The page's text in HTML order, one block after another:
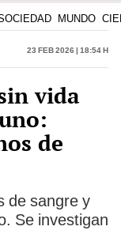
MUNDO
23 Feb 2026 | 18:54 h
vida
de
de sangre y
Se investigan